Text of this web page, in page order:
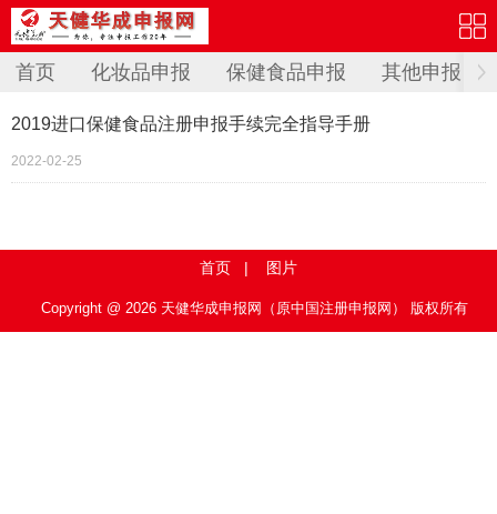
首页 化妆品申报 保健食品申报 其他申报
2019进口保健食品注册申报手续完全指导手册
2022-02-25
首页 | 图片
Copyright @ 2026 天健华成申报网（原中国注册申报网） 版权所有
ICP备案编号：京ICP备07041243号-1 访问数: 1 time(s).